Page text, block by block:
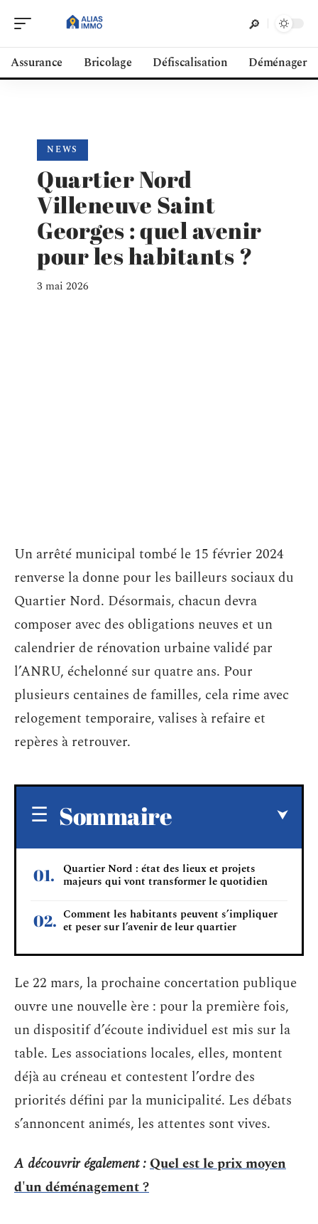
Assurance Bricolage Défiscalisation Déménager
NEWS
Quartier Nord
Villeneuve Saint
Georges : quel avenir
pour les habitants ?
3 mai 2026
Un arrêté municipal tombé le 15 février 2024
renverse la donne pour les bailleurs sociaux du
Quartier Nord. Désormais, chacun devra
composer avec des obligations neuves et un
calendrier de rénovation urbaine validé par
l’ANRU, échelonné sur quatre ans. Pour
plusieurs centaines de familles, cela rime avec
relogement temporaire, valises à refaire et
repères à retrouver.
Sommaire
Quartier Nord : état des lieux et projets
majeurs qui vont transformer le quotidien
Comment les habitants peuvent s’impliquer
et peser sur l’avenir de leur quartier
Le 22 mars, la prochaine concertation publique
ouvre une nouvelle ère : pour la première fois,
un dispositif d’écoute individuel est mis sur la
table. Les associations locales, elles, montent
déjà au créneau et contestent l’ordre des
priorités défini par la municipalité. Les débats
s’annoncent animés, les attentes sont vives.
A découvrir également :Quel est le prix moyen
d'un déménagement ?